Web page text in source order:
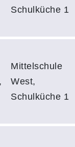
Schulküche 1
Mittelschule
West,
Schulküche 1